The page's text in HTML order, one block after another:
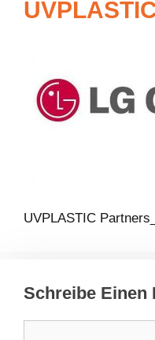
UVPLASTIC
Schreibe Einen